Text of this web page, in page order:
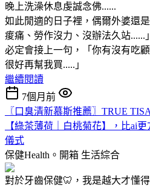
晚上洗澡休息虔誠念佛......
如此閒適的日子裡，偶爾外婆還
痠痛、勞作沒力、沒辦法久站......
必定會接上一句，「你有沒有吃
很好再幫我買.....」
繼續閱讀
7個月前
〖口臭清新慕斯推薦〗TRUE
【綠茶薄荷｜白桃菊花】，比ai
儀式
保健Health。開箱 生活綜合
對於牙齒保健🦷，我是越大才懂